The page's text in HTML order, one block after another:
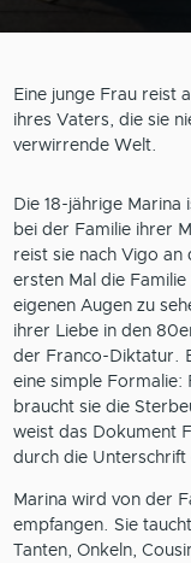
Eine junge Frau reist
ihres Vaters, die sie
verwirrende Welt.
Die 18-jährige
bei der Familie ihrer
reist sie nach Vigo an
ersten Mal die
eigenen Augen zu
ihrer Liebe in den
der Franco-Diktatur.
eine simple Formalie:
braucht sie die
weist das Dokument
durch die
Marina wird von der
empfangen. Sie
Tanten, Onkeln,